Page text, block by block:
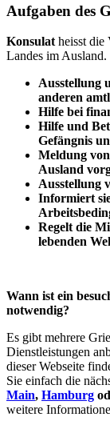
Aufgaben des
Konsulatheisst die
Landes im
Ausstellung
anderen
Hilfe bei
Hilfe und
Gefängnis
Meldung
Ausland
Ausstellung
Informiert
Regelt die
lebenden
Wann ist ein
notwendig?
Es gibt mehrere
Dienstleistungen
dieser Webseite
Sie einfach die
Main, Hamburg
weitere